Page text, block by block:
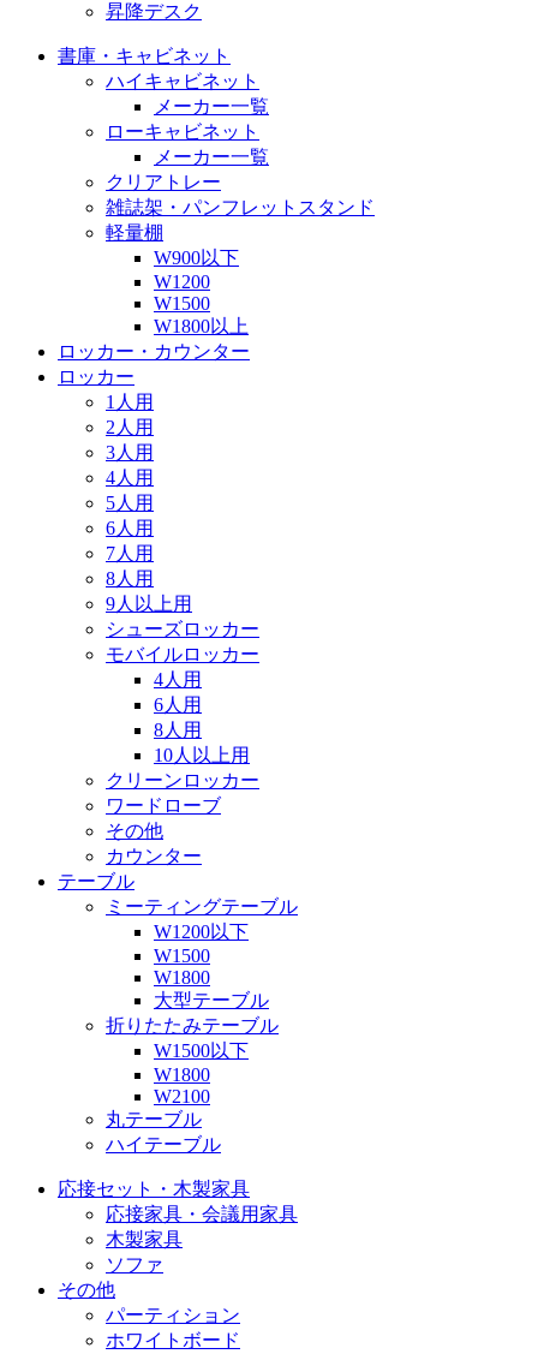
昇降デスク
書庫・キャビネット
ハイキャビネット
メーカー一覧
ローキャビネット
メーカー一覧
クリアトレー
雑誌架・パンフレットスタンド
軽量棚
W900以下
W1200
W1500
W1800以上
ロッカー・カウンター
ロッカー
1人用
2人用
3人用
4人用
5人用
6人用
7人用
8人用
9人以上用
シューズロッカー
モバイルロッカー
4人用
6人用
8人用
10人以上用
クリーンロッカー
ワードローブ
その他
カウンター
テーブル
ミーティングテーブル
W1200以下
W1500
W1800
大型テーブル
折りたたみテーブル
W1500以下
W1800
W2100
丸テーブル
ハイテーブル
応接セット・木製家具
応接家具・会議用家具
木製家具
ソファ
その他
パーティション
ホワイトボード